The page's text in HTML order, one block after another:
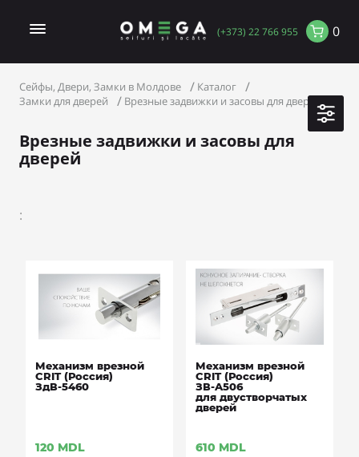
(+373) 22 766 955 0
Сейфы, Двери, Замки в Молдове
Каталог
Замки для дверей
Врезные задвижки и засовы для дверей
Врезные задвижки и засовы для
дверей
:
Механизм врезной
CRIT (Россия)
ЗдВ-5460
120 MDL
Механизм врезной
CRIT (Россия)
ЗВ-A506
для двустворчатых
дверей
610 MDL